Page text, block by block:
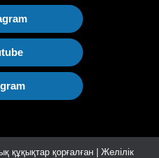
құқықтар қорғалған | Желілік